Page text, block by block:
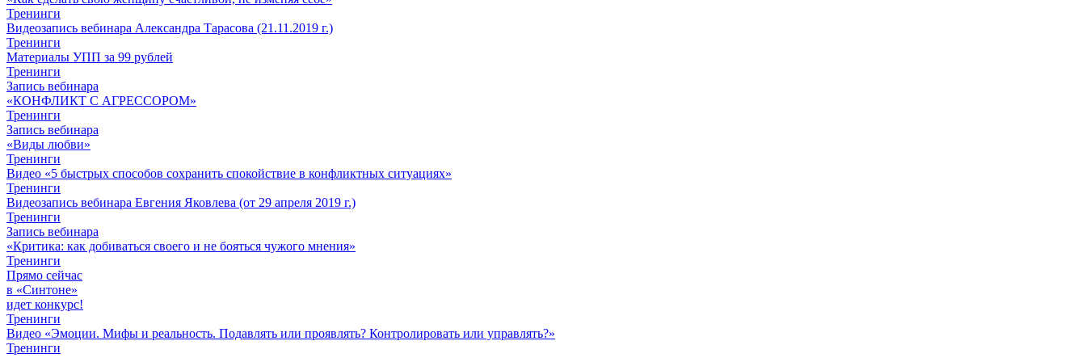
Тренинги
Видеозапись вебинара Александра Тарасова (21.11.2019 г.)
Тренинги
Материалы УПП за 99 рублей
Тренинги
Запись вебинара
«КОНФЛИКТ С АГРЕССОРОМ»
Тренинги
Запись вебинара
«Виды любви»
Тренинги
Видео «5 быстрых способов сохранить спокойствие в конфликтных ситуациях»
Тренинги
Видеозапись вебинара Евгения Яковлева (от 29 апреля 2019 г.)
Тренинги
Запись вебинара
«Критика: как добиваться своего и не бояться чужого мнения»
Тренинги
Прямо сейчас
в «Синтоне»
идет конкурс!
Тренинги
Видео «Эмоции. Мифы и реальность. Подавлять или проявлять? Контролировать или управлять?»
Тренинги